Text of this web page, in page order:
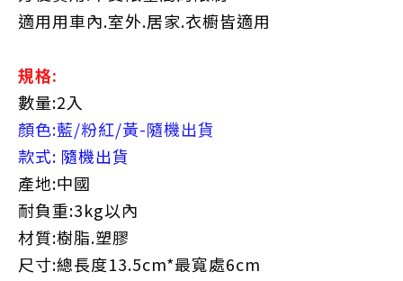
適用用車內.室外.居家.衣櫥皆適用
規格:
數量:2入
顏色:藍/粉紅/黃-隨機出貨
款式: 隨機出貨
產地:中國
耐負重:3kg以內
材質:樹脂.塑膠
尺寸:總長度13.5cm*最寬處6cm